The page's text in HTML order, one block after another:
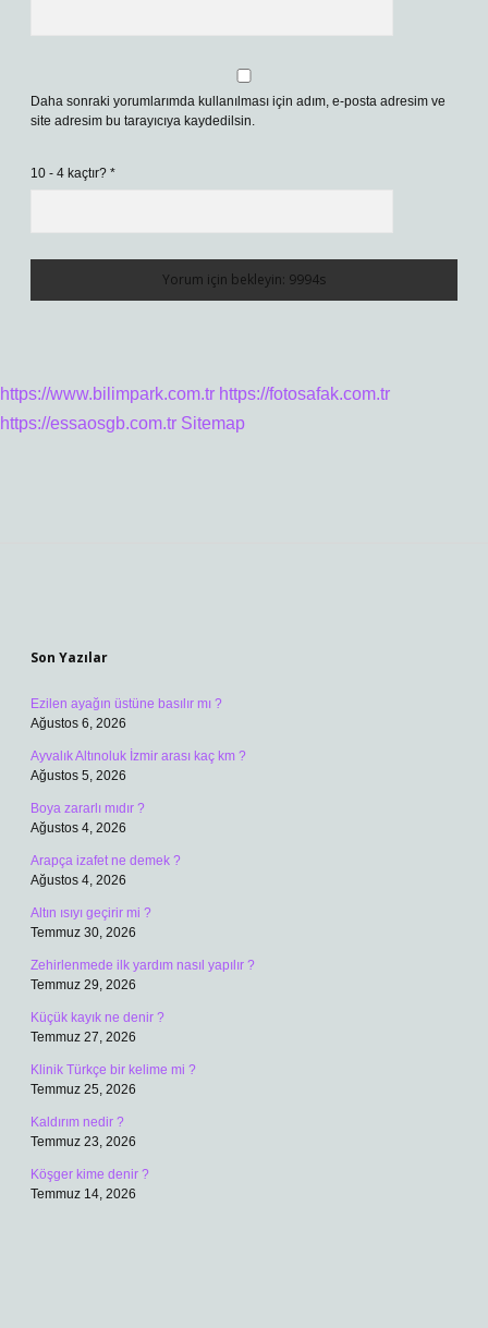
Daha sonraki yorumlarımda kullanılması için adım, e-posta adresim ve
site adresim bu tarayıcıya kaydedilsin.
10 - 4 kaçtır? *
https://www.bilimpark.com.tr https://fotosafak.com.tr
https://essaosgb.com.tr Sitemap
Son Yazılar
Ezilen ayağın üstüne basılır mı ?
Ağustos 6, 2026
Ayvalık Altınoluk İzmir arası kaç km ?
Ağustos 5, 2026
Boya zararlı mıdır ?
Ağustos 4, 2026
Arapça izafet ne demek ?
Ağustos 4, 2026
Altın ısıyı geçirir mi ?
Temmuz 30, 2026
Zehirlenmede ilk yardım nasıl yapılır ?
Temmuz 29, 2026
Küçük kayık ne denir ?
Temmuz 27, 2026
Klinik Türkçe bir kelime mi ?
Temmuz 25, 2026
Kaldırım nedir ?
Temmuz 23, 2026
Köşger kime denir ?
Temmuz 14, 2026